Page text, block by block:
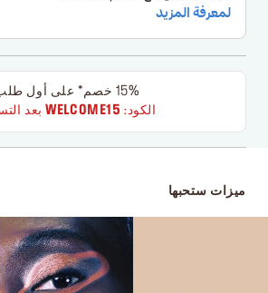
15% خصم* على أول طلب!
الكود: WELCOME15بعد
ميزات ستحبها